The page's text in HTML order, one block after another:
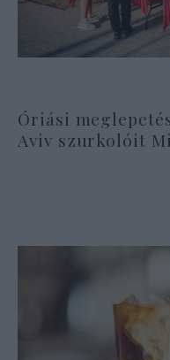
Óriási
Aviv szurkolóit